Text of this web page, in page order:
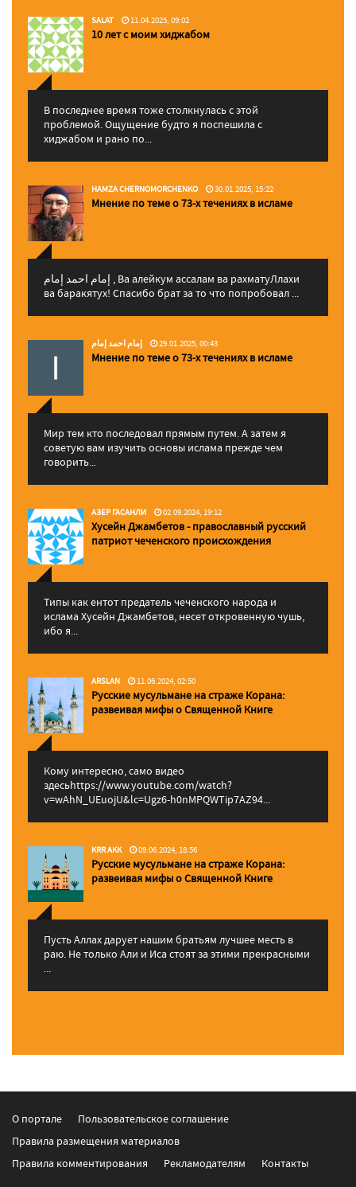
SALAT 11.04.2025, 09:02
10 лет с моим хиджабом
В последнее время тоже столкнулась с этой
проблемой. Ощущение будто я поспешила с
хиджабом и рано по...
HAMZA CHERNOMORCHENKO 30.01.2025, 15:22
Мнение по теме о 73-х течениях в исламе
إمام احمد إمام , Ва алейкум ассалам ва рахматуЛлахи
ва баракятух! Спасибо брат за то что попробовал ...
إمام احمد إمام 29.01.2025, 00:43
Мнение по теме о 73-х течениях в исламе
Мир тем кто последовал прямым путем. А затем я
советую вам изучить основы ислама прежде чем
говорить...
АЗЕР ГАСАНЛИ 02.09.2024, 19:12
Хусейн Джамбетов - православный русский
патриот чеченского происхождения
Типы как ентот предатель чеченского народа и
ислама Хусейн Джамбетов, несет откровенную чушь,
ибо я...
ARSLAN 11.06.2024, 02:50
Русские мусульмане на страже Корана:
pазвеивая мифы о Священной Книге
Кому интересно, само видео
здесьhttps://www.youtube.com/watch?
v=wAhN_UEuojU&lc=Ugz6-h0nMPQWTip7AZ94...
KRR AKK 09.06.2024, 18:56
Русские мусульмане на страже Корана:
pазвеивая мифы о Священной Книге
Пусть Аллах дарует нашим братьям лучшее месть в
раю. Не только Али и Иса стоят за этими прекрасными
...
О портале
Пользовательское соглашение
Правила размещения материалов
Правила комментирования
Рекламодателям Контакты